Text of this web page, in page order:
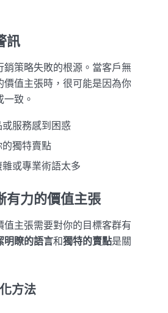
訊
銷策略失敗的根源。當客戶無
價值主張時，很可能是因為你
致。
服務感到困惑
獨特賣點
或專業術語太多
有力的價值主張
值主張需要對你的目標客群有
明瞭的語言和獨特的賣點是關
方法